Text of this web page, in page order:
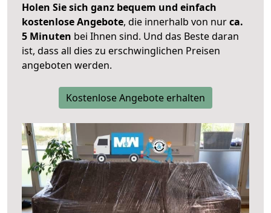
Holen Sie sich ganz bequem und einfach
kostenlose Angebote, die innerhalb von nurca.
5 Minuten bei Ihnen sind. Und das Beste daran
ist, dass all dies zu erschwinglichen Preisen
angeboten werden.
Kostenlose Angebote erhalten